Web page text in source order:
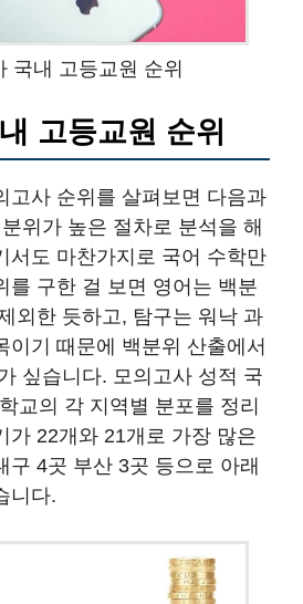
국내 고등교원 순위
고등교원 순위
고사 순위를 살펴보면 다음과
위가 높은 절차로 분석을 해
서도 마찬가지로 국어 수학만
를 구한 걸 보면 영어는 백분
외한 듯하고, 탐구는 워낙 과
이기 때문에 백분위 산출에서
싶습니다. 모의고사 성적 국
교의 각 지역별 분포를 정리
가 22개와 21개로 가장 많은
구 4곳 부산 3곳 등으로 아래
니다.